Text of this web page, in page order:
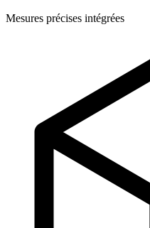
Mesures précises intégrées